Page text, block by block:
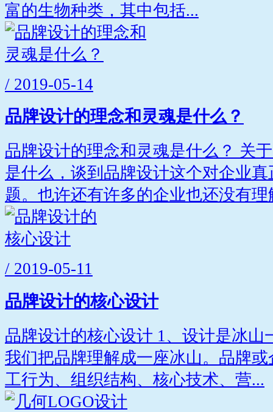
富的生物种类，其中包括...
/ 2019-05-14
品牌设计的理念和灵魂是什么？
品牌设计的理念和灵魂是什么？ 关
是什么，谈到品牌设计这个对企业
题。也许还有许多的企业也还没有理
/ 2019-05-11
品牌设计的核心设计
品牌设计的核心设计 1、设计是冰山
我们把品牌理解成一座冰山。品牌
工行为、组织结构、核心技术、营...